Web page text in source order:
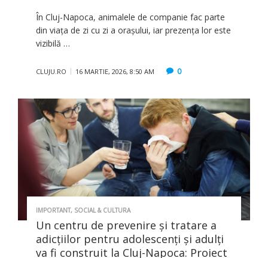
În Cluj-Napoca, animalele de companie fac parte
din viața de zi cu zi a orașului, iar prezența lor este
vizibilă …
CLUJU.RO 16 MARTIE, 2026, 8:50 AM 0
IMPORTANT, SOCIAL & CULTURA
Un centru de prevenire și tratare a
adicțiilor pentru adolescenți și adulți
va fi construit la Cluj-Napoca: Proiect